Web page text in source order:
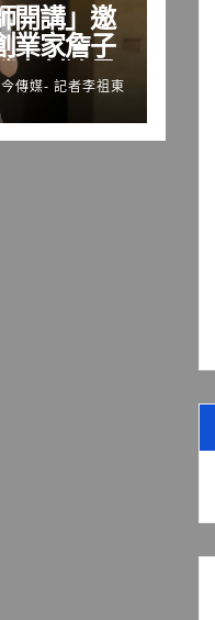
開講」邀
業家詹子
青創流量
營關鍵
傳媒- 記者李祖東